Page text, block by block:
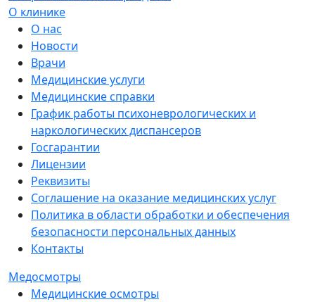
О клинике
О нас
Новости
Врачи
Медицинские услуги
Медицинские справки
График работы психоневрологических и
наркологических диспансеров
Госгарантии
Лицензии
Реквизиты
Соглашение на оказание медицинских услуг
Политика в области обработки и обеспечения
безопасности персональных данных
Контакты
Медосмотры
Медицинские осмотры